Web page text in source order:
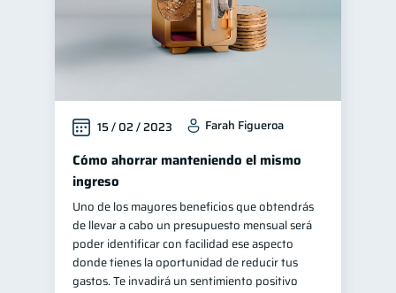
15 / 02 / 2023 Farah Figueroa
Cómo ahorrar manteniendo el mismo
ingreso
Uno de los mayores beneficios que obtendrás
de llevar a cabo un presupuesto mensual será
poder identificar con facilidad ese aspecto
donde tienes la oportunidad de reducir tus
gastos. Te invadirá un sentimiento positivo